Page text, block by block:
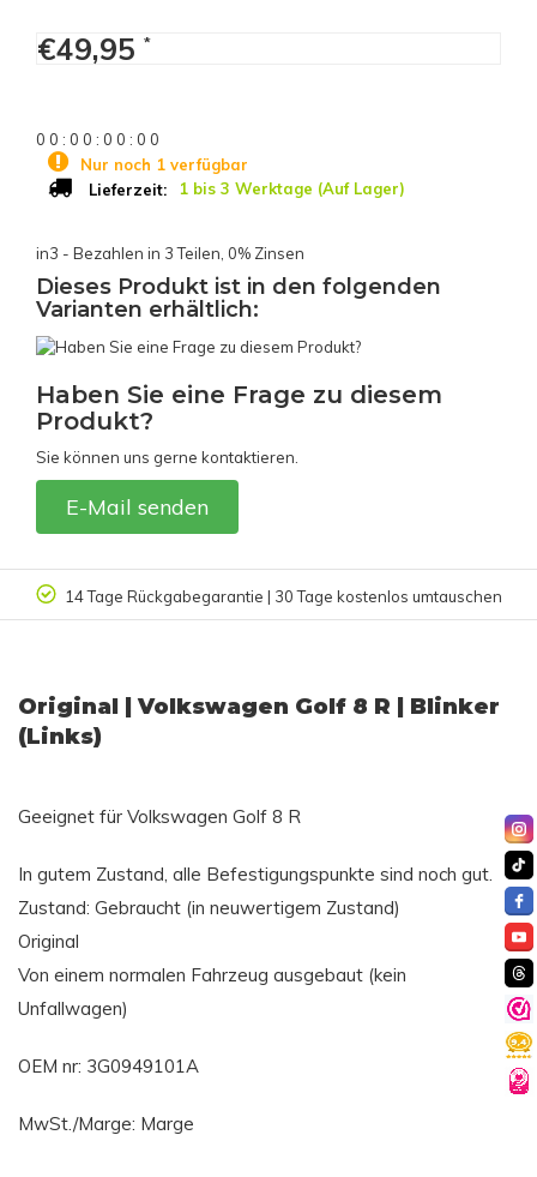
€49,95 *
0 0 : 0 0 : 0 0 : 0 0
Nur noch 1 verfügbar
Lieferzeit:
1 bis 3 Werktage (Auf Lager)
in3 - Bezahlen in 3 Teilen, 0% Zinsen
Dieses Produkt ist in den folgenden
Varianten erhältlich:
Haben Sie eine Frage zu diesem
Produkt?
Sie können uns gerne kontaktieren.
E-Mail senden
14 Tage Rückgabegarantie | 30 Tage kostenlos umtauschen
Original | Volkswagen Golf 8 R | Blinker
(Links)
Geeignet für Volkswagen Golf 8 R
In gutem Zustand, alle Befestigungspunkte sind noch gut.
Zustand: Gebraucht (in neuwertigem Zustand)
Original
Von einem normalen Fahrzeug ausgebaut (kein
Unfallwagen)
OEM nr: 3G0949101A
MwSt./Marge: Marge